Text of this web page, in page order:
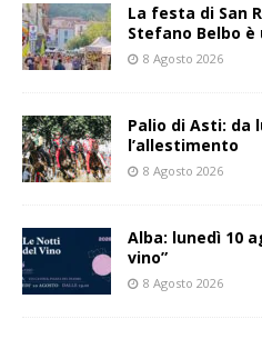
La festa di San
Stefano Belbo
8 Agosto 2026
Palio di Asti: da
l’allestimento
8 Agosto 2026
Alba: lunedì 10
vino”
8 Agosto 2026